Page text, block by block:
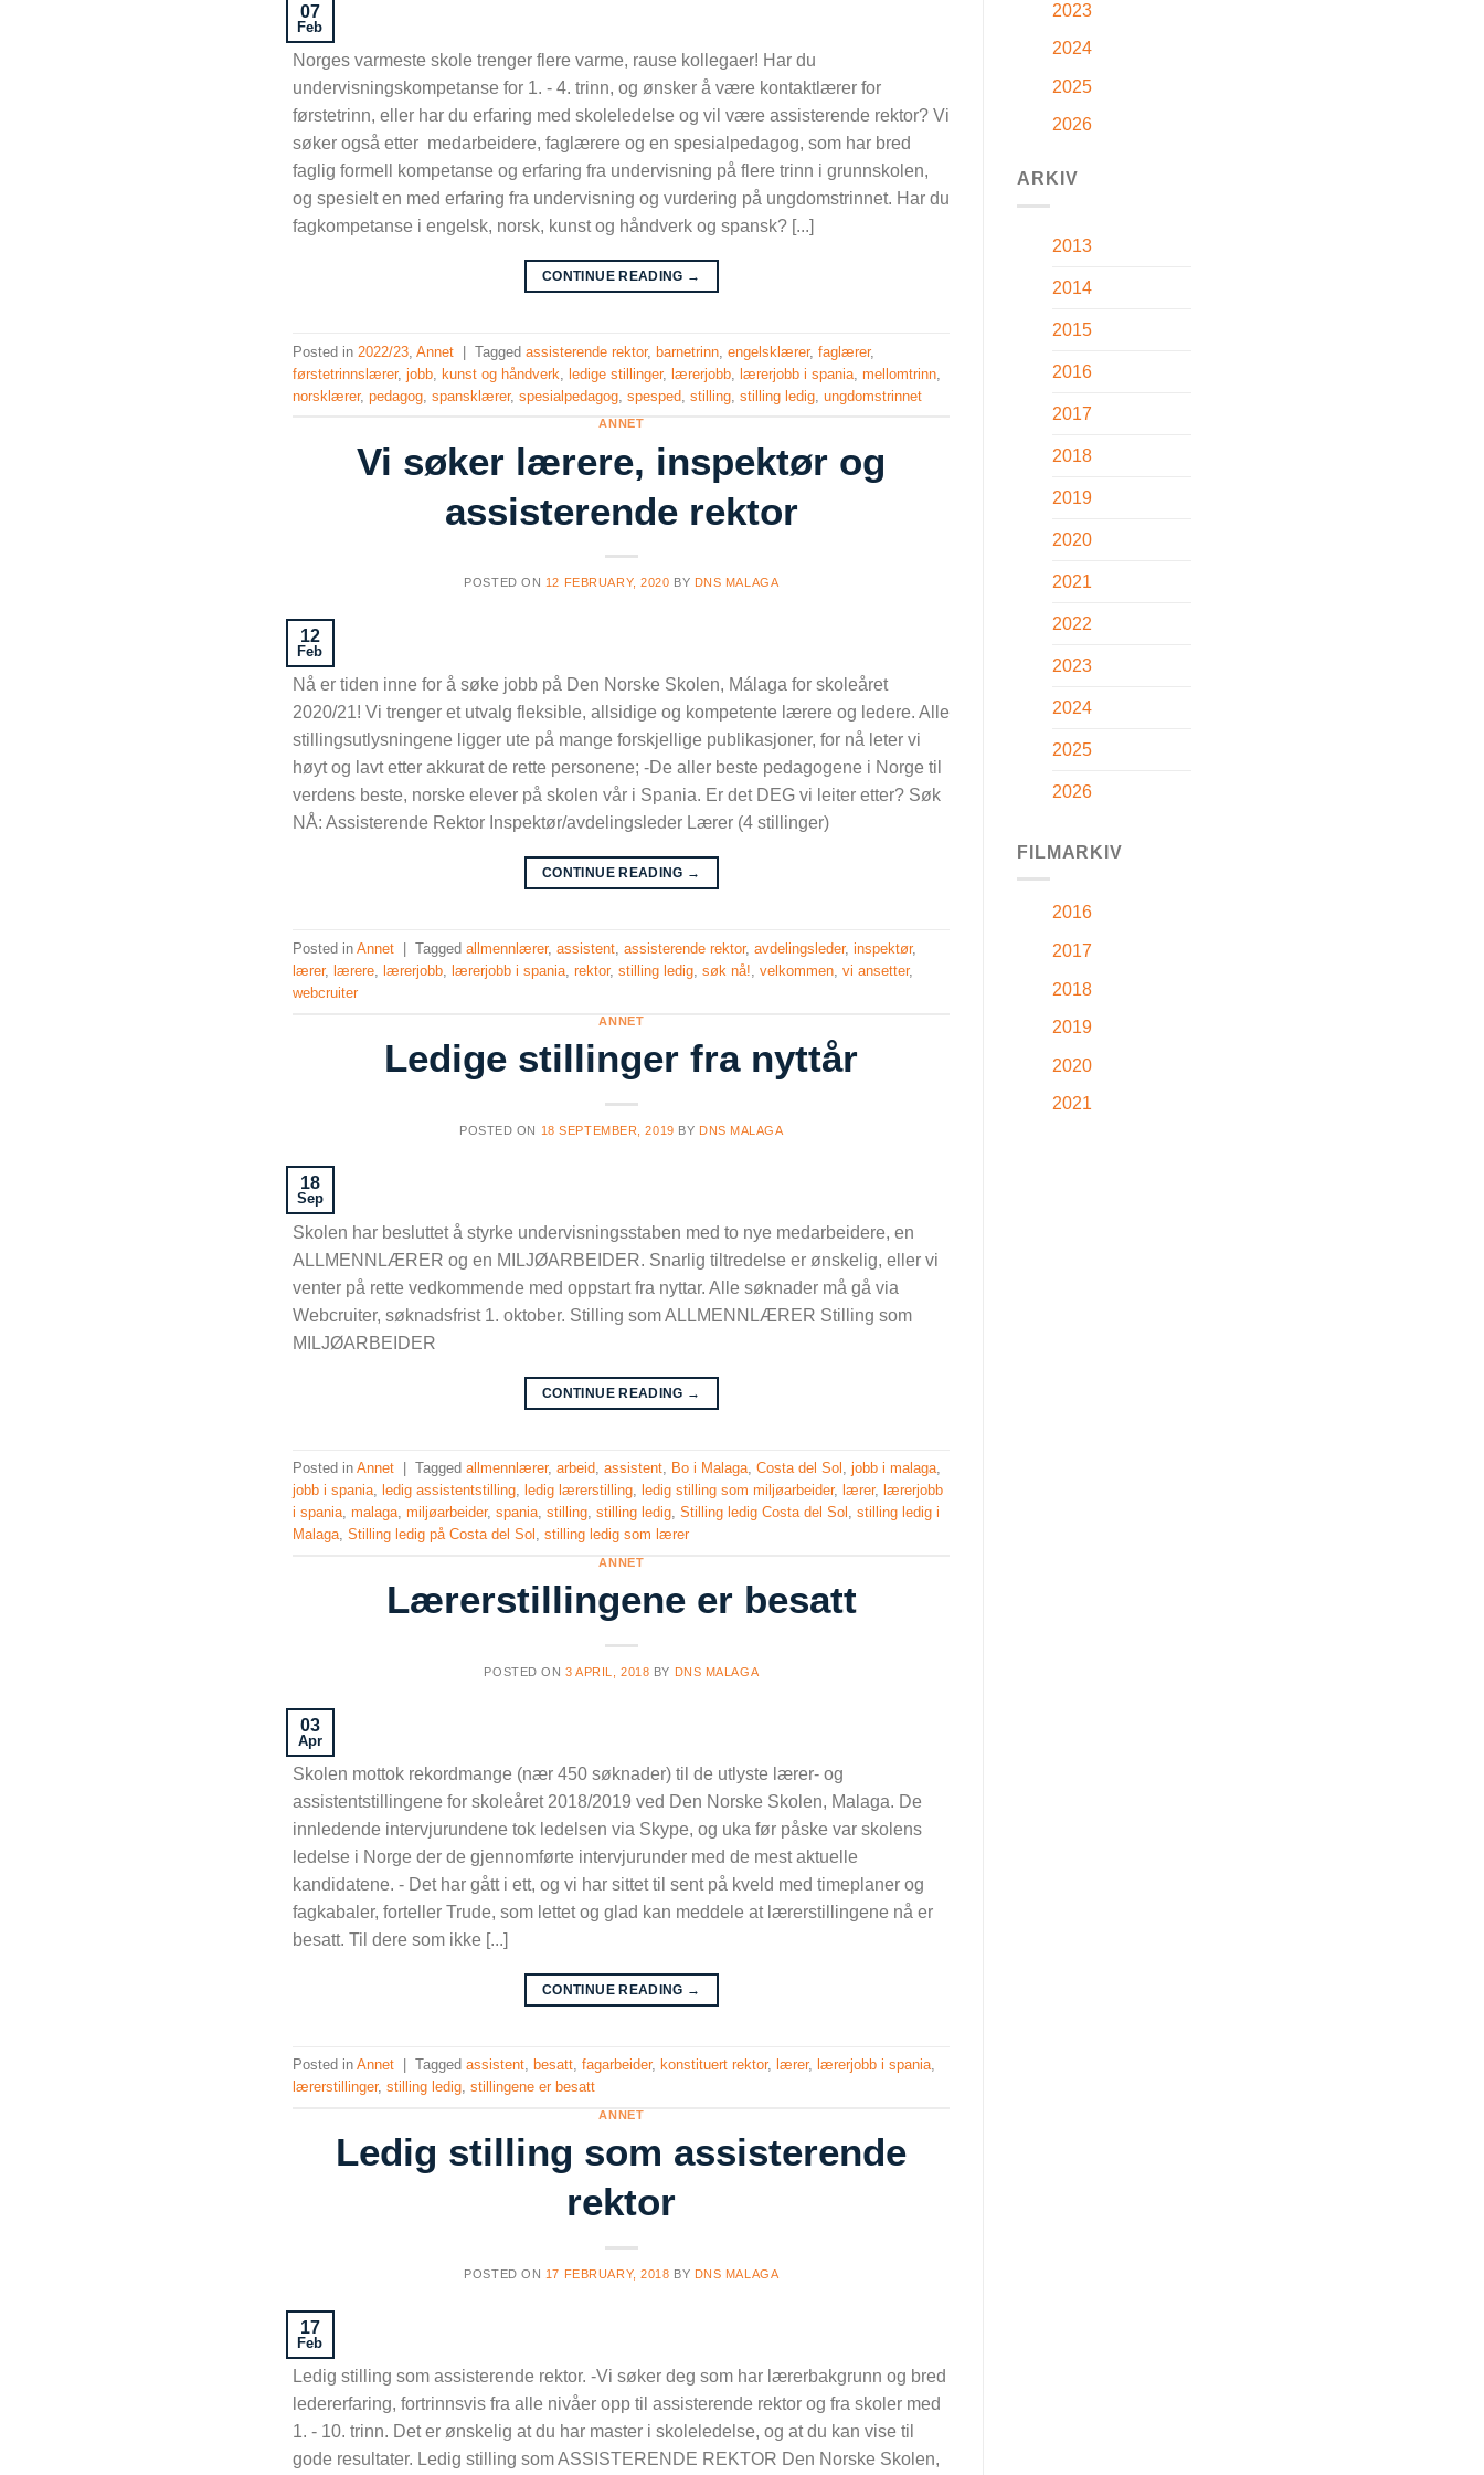
07
Feb
Norges varmeste skole trenger flere varme, rause kollegaer! Har du
undervisningskompetanse for 1. - 4. trinn, og ønsker å være kontaktlærer for
førstetrinn, eller har du erfaring med skoleledelse og vil være assisterende rektor? Vi
søker også etter medarbeidere, faglærere og en spesialpedagog, som har bred
faglig formell kompetanse og erfaring fra undervisning på flere trinn i grunnskolen,
og spesielt en med erfaring fra undervisning og vurdering på ungdomstrinnet. Har du
fagkompetanse i engelsk, norsk, kunst og håndverk og spansk? [...]
CONTINUE READING →
Posted in 2022/23 ,Annet | Taggedassisterende rektor,barnetrinn ,engelsklærer,faglærer,
førstetrinnslærer,jobb ,kunst og håndverk ,ledige stillinger,lærerjobb ,lærerjobb i spania ,mellomtrinn
norsklærer,pedagog ,spansklærer,spesialpedagog ,spesped ,stilling ,stilling ledig ,ungdomstrinnet
ANNET
Vi søker lærere, inspektør og
assisterende rektor
POSTED ON 12 FEBRUARY, 2020 BY DNS MALAGA
12
Feb
Nå er tiden inne for å søke jobb på Den Norske Skolen, Málaga for skoleåret
2020/21! Vi trenger et utvalg fleksible, allsidige og kompetente lærere og ledere. Alle
stillingsutlysningene ligger ute på mange forskjellige publikasjoner, for nå leter vi
høyt og lavt etter akkurat de rette personene; -De aller beste pedagogene i Norge til
verdens beste, norske elever på skolen vår i Spania. Er det DEG vi leiter etter? Søk
NÅ: Assisterende Rektor Inspektør/avdelingsleder Lærer (4 stillinger)
CONTINUE READING →
Posted inAnnet Taggedallmennlærer,assistent ,assisterende rektor,avdelingsleder,inspektør,
lærer, lærere lærerjobb lærerjobb i spania ,rektor,stilling ledig ,søk nå! ,velkommen ,vi ansetter,
webcruiter
ANNET
Ledige stillinger fra nyttår
POSTED ON 18 SEPTEMBER, 2019 BY DNS MALAGA
18
Sep
Skolen har besluttet å styrke undervisningsstaben med to nye medarbeidere, en
ALLMENNLÆRER og en MILJØARBEIDER. Snarlig tiltredelse er ønskelig, eller vi
venter på rette vedkommende med oppstart fra nyttar. Alle søknader må gå via
Webcruiter, søknadsfrist 1. oktober. Stilling som ALLMENNLÆRER Stilling som
MILJØARBEIDER
CONTINUE READING →
Posted inAnnet Taggedallmennlærer,arbeid ,assistent Bo i Malaga ,Costa del Sol ,jobb i malaga
jobb i spania
ledig assistentstilling ledig lærerstilling ledig stilling som miljøarbeider, lærer,
lærerjobb
i spania ,malaga ,miljøarbeider,spania ,stilling ,stilling ledig ,Stilling ledig Costa del Sol ,stilling ledig i
Malaga ,Stilling ledig på Costa del Sol ,stilling ledig som lærer
ANNET
Lærerstillingene er besatt
POSTED ON3 APRIL, 2018 BY DNS MALAGA
03
Apr
Skolen mottok rekordmange (nær 450 søknader) til de utlyste lærer- og
assistentstillingene for skoleåret 2018/2019 ved Den Norske Skolen, Malaga. De
innledende intervjurundene tok ledelsen via Skype, og uka før påske var skolens
ledelse i Norge der de gjennomførte intervjurunder med de mest aktuelle
kandidatene. - Det har gått i ett, og vi har sittet til sent på kveld med timeplaner og
fagkabaler, forteller Trude, som lettet og glad kan meddele at lærerstillingene nå er
besatt. Til dere som ikke [...]
CONTINUE READING →
Posted inAnnet Taggedassistent, besatt,fagarbeider, konstituert rektor, lærer, lærerjobb i spania,
lærerstillinger,stilling ledig,stillingene er besatt
ANNET
Ledig stilling som assisterende
rektor
POSTED ON 17 FEBRUARY, 2018 BY DNS MALAGA
17
Feb
Ledig stilling som assisterende rektor. -Vi søker deg som har lærerbakgrunn og bred
ledererfaring, fortrinnsvis fra alle nivåer opp til assisterende rektor og fra skoler med
1. - 10. trinn. Det er ønskelig at du har master i skoleledelse, og at du kan vise til
gode resultater. Ledig stilling som ASSISTERENDE REKTOR Den Norske Skolen,
2023
2024
2025
2026
ARKIV
2013
2014
2015
2016
2017
2018
2019
2020
2021
2022
2023
2024
2025
2026
FILMARKIV
2016
2017
2018
2019
2020
2021